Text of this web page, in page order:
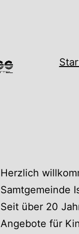
Herzlich
Samtgemeinde
Seit über 20
Angebote für